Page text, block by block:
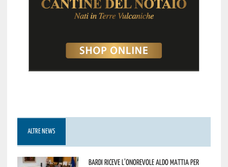
ALTRE NEWS
Bardi riceve l’onorevole Aldo Mattia per